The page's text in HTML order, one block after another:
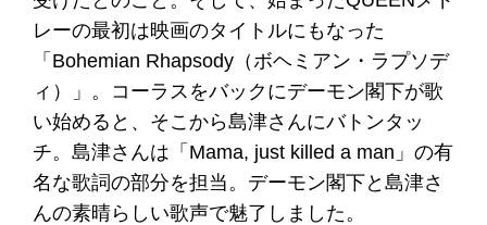
レーの最初は映画のタイトルにもなった
「Bohemian Rhapsody（ボヘミアン・ラプソデ
ィ）」。コーラスをバックにデーモン閣下が歌
い始めると、そこから島津さんにバトンタッ
チ。島津さんは「Mama, just killed a man」の有
名な歌詞の部分を担当。デーモン閣下と島津さ
んの素晴らしい歌声で魅了しました。